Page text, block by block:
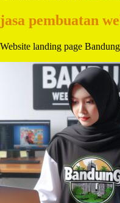
jasa pembuatan
Website landing page